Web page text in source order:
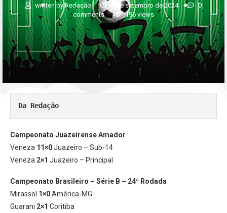
written byRedação 3 de setembro de 2024
0
comments
196 views
Da Redação
Campeonato Juazeirense Amador
Veneza 11×0Juazeiro – Sub-14
Veneza 2×1 Juazeiro – Principal
Campeonato Brasileiro – Série B – 24ª Rodada
Mirassol 1×0América-MG
Guarani 2×1 Coritiba